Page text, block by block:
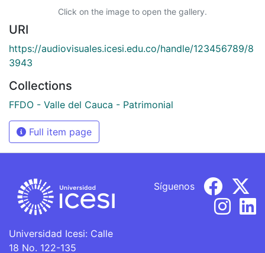
Click on the image to open the gallery.
URI
https://audiovisuales.icesi.edu.co/handle/123456789/8
3943
Collections
FFDO - Valle del Cauca - Patrimonial
Full item page
Universidad Icesi: Calle
18 No. 122-135
Síguenos